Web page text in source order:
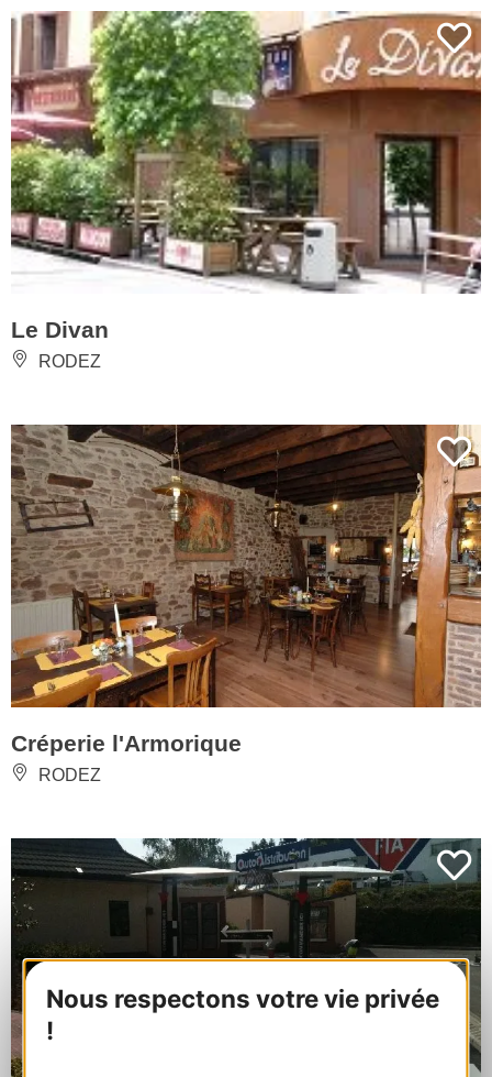
Nous respectons votre vie privée
!
Le Divan
RODEZ
Créperie l'Armorique
RODEZ